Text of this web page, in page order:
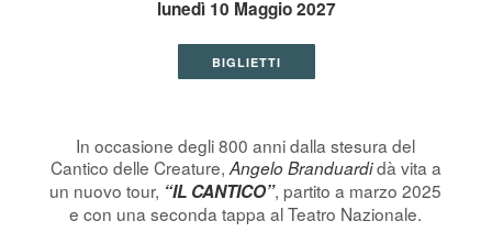
lunedì 10 Maggio 2027
BIGLIETTI
In occasione degli 800 anni dalla stesura del
Cantico delle Creature, Angelo Branduardidà vita a
un nuovo tour, “IL CANTICO”, partito a marzo 2025
e con una seconda tappa al Teatro Nazionale.